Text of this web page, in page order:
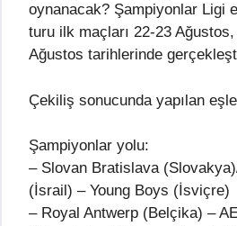
oynanacak? Şampiyonlar Ligi
turu ilk maçları 22-23
Ağustos tarihlerinde
Çekiliş sonucunda yapılan
Şampiyonlar yolu:
– Slovan Bratislava
(İsrail) – Young Boys (İsviçre)
– Royal Antwerp (Belçika) –